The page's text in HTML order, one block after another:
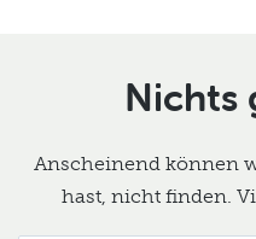
Nichts
Anscheinend können
hast, nicht finden.